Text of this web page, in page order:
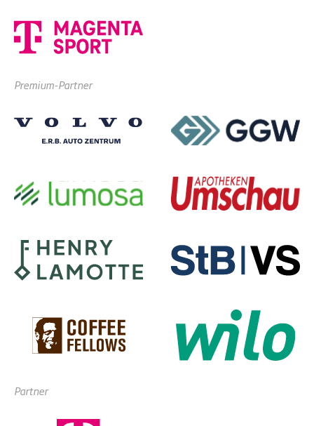
Premium-Partner
Partner